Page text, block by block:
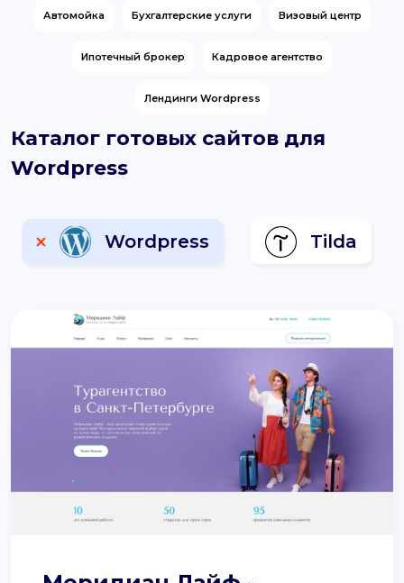
Автомойка Бухгалтерские услуги Визовый центр
Ипотечный брокер Кадровое агентство
Лендинги Wordpress
Каталог готовых сайтов для
Wordpress
Wordpress Tilda